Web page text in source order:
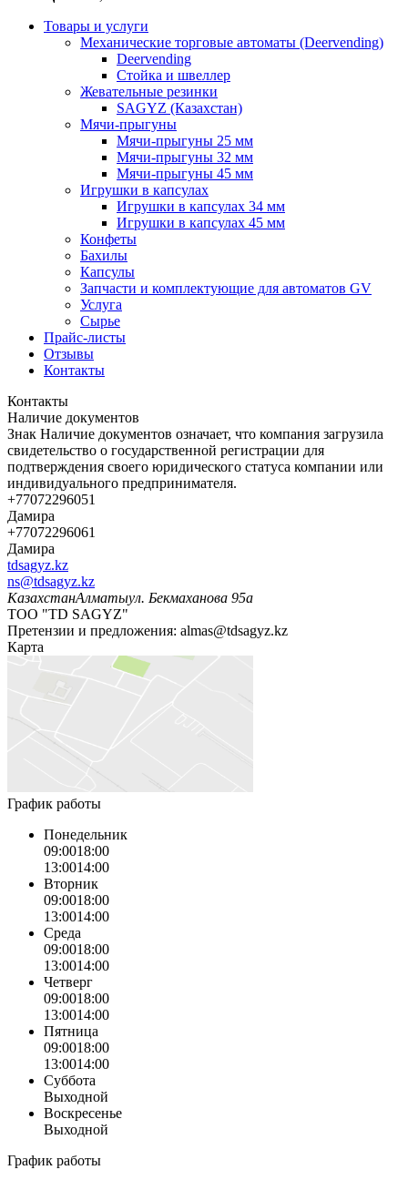
Товары и услуги
Механические торговые автоматы (Deervending)
Deervending
Стойка и швеллер
Жевательные резинки
SAGYZ (Казахстан)
Мячи-прыгуны
Мячи-прыгуны 25 мм
Мячи-прыгуны 32 мм
Мячи-прыгуны 45 мм
Игрушки в капсулах
Игрушки в капсулах 34 мм
Игрушки в капсулах 45 мм
Конфеты
Бахилы
Капсулы
Запчасти и комплектующие для автоматов GV
Услуга
Сырье
Прайс-листы
Отзывы
Контакты
Контакты
Наличие документов
Знак Наличие документов означает, что компания загрузила
свидетельство о государственной регистрации для
подтверждения своего юридического статуса компании или
индивидуального предпринимателя.
+77072296051
Дамира
+77072296061
Дамира
tdsagyz.kz
ns@tdsagyz.kz
КазахстанАлматыул. Бекмаханова 95а
ТОО "TD SAGYZ"
Претензии и предложения: almas@tdsagyz.kz
Карта
График работы
Понедельник
09:0018:00
13:0014:00
Вторник
09:0018:00
13:0014:00
Среда
09:0018:00
13:0014:00
Четверг
09:0018:00
13:0014:00
Пятница
09:0018:00
13:0014:00
Суббота
Выходной
Воскресенье
Выходной
График работы